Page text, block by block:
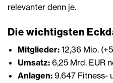
relevanter denn je.
Die wichtigsten
Mitglieder: 12,36 Mio.
Umsatz: 6,25 Mrd. EUR
Anlagen: 9.647 Fitness-